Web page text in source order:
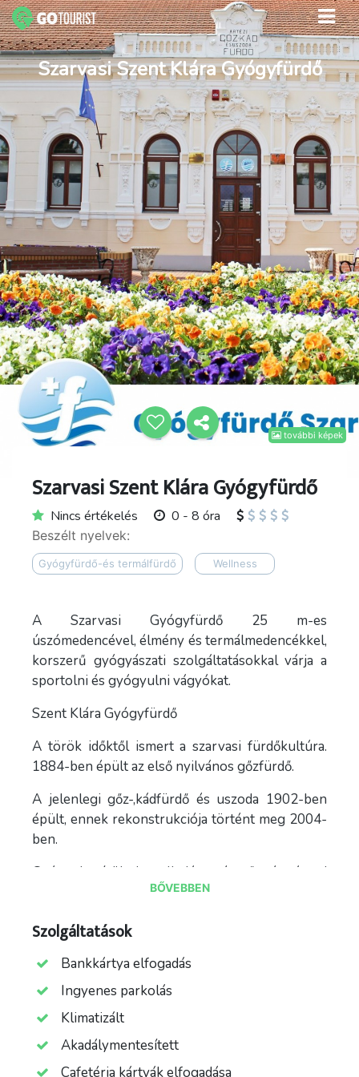
további képek
Szarvasi Szent Klára Gyógyfürdő
Szarvasi Szent Klára Gyógyfürdő
Nincs értékelés 0 - 8 óra
Beszélt nyelvek:
Gyógyfürdő-és termálfürdő Wellness
A Szarvasi Gyógyfürdő 25 m-es
úszómedencével, élmény és termálmedencékkel,
korszerű gyógyászati szolgáltatásokkal várja a
sportolni és gyógyulni vágyókat.
Szent Klára Gyógyfürdő
A török időktől ismert a szarvasi fürdőkultúra.
1884-ben épült az első nyilvános gőzfürdő.
A jelenlegi gőz-,kádfürdő és uszoda 1902-ben
épült, ennek rekonstrukciója történt meg 2004-
ben.
Gyógyvize ízületi gyulladásos és nőgyógyászati
megbetegedésekre javallott.
A fürdő területén hat fedett medencét vehetnek
igénybe a fürdővendégek.
süllyesztett víztükrű medence sport, rekreáció
és szabadidős tevékenységek végzésére
egyaránt alkalmas.
A 25 m-es, 1,8 m mély, 28 °C-os, 6 sávos
BŐVEBBEN
Szolgáltatások
Bankkártya elfogadás
Ingyenes parkolás
Klimatizált
Akadálymentesített
Cafetéria kártyák elfogadása